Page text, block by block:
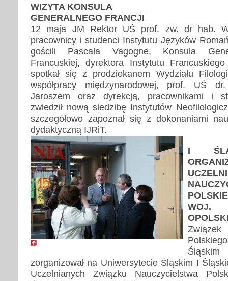
WIZYTA KONSULA
GENERALNEGO FRANCJI
12 maja JM Rektor UŚ prof. zw. dr hab.
pracownicy i studenci Instytutu Języków
gościli Pascala Vagogne, Konsula
Francuskiej, dyrektora Instytutu
spotkał się z prodziekanem Wydziału
współpracy międzynarodowej, prof. UŚ
Jaroszem oraz dyrekcją, pracownikami i
zwiedził nową siedzibę Instytutów
szczegółowo zapoznał się z dokonaniami
dydaktyczną IJRiT.
I
WOJ.
zorganizował na Uniwersytecie Śląskim I
Uczelnianych Związku Nauczycielstwa